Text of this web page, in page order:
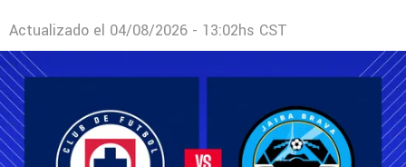
Actualizado el 04/08/2026 - 13:02hs CST